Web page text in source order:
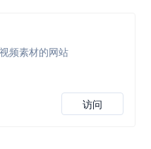
频素材的网站
访问